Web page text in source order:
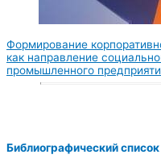
Формирование
как направление
промышленного
Библиографический список